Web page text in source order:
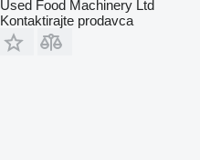
Used Food Machinery Ltd
Kontaktirajte prodavca